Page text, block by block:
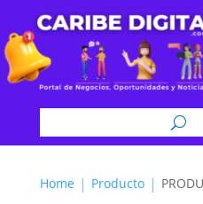
Home Producto